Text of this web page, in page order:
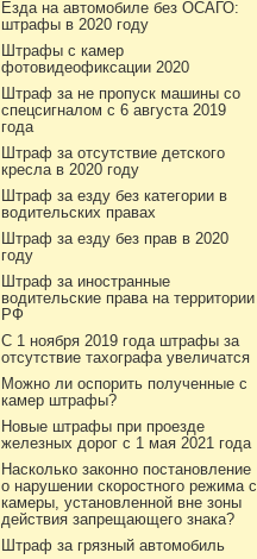
Езда на автомобиле без ОСАГО:
штрафы в 2020 году
Штрафы с камер
фотовидеофиксации 2020
Штраф за не пропуск машины со
спецсигналом с 6 августа 2019
года
Штраф за отсутствие детского
кресла в 2020 году
Штраф за езду без категории в
водительских правах
Штраф за езду без прав в 2020
году
Штраф за иностранные
водительские права на территории
РФ
С 1 ноября 2019 года штрафы за
отсутствие тахографа увеличатся
Можно ли оспорить полученные с
камер штрафы?
Новые штрафы при проезде
железных дорог с 1 мая 2021 года
Насколько законно постановление
о нарушении скоростного режима с
камеры, установленной вне зоны
действия запрещающего знака?
Штраф за грязный автомобиль